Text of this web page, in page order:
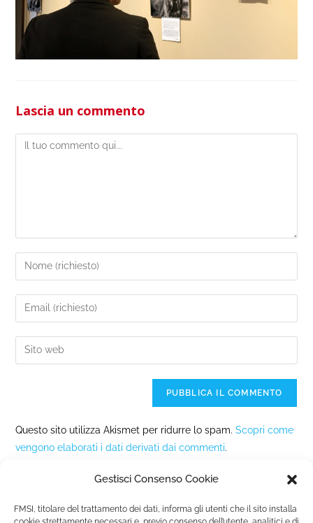
Gestisci Consenso Cookie
FMSI, titolare del trattamento dei dati, informa gli utenti che il sito installa
Lascia un commento
Questo sito utilizza Akismet per ridurre lo spam.Scopri come
vengono elaborati i dati derivati dai commenti.